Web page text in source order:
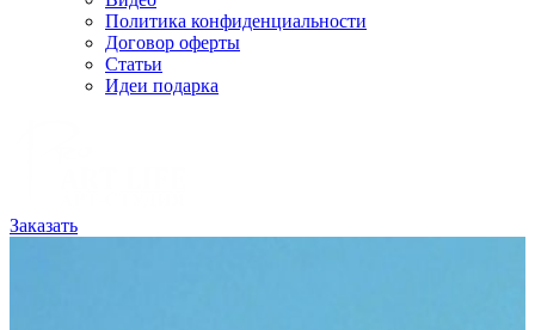
Политика конфиденциальности
Договор оферты
Статьи
Идеи подарка
Заказать